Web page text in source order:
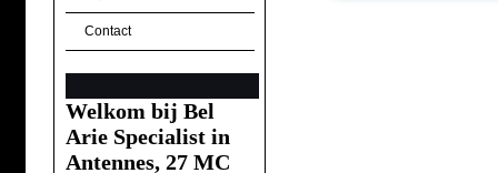
Contact
Welkom bij Bel
Arie Specialist in
Antennes, 27 MC